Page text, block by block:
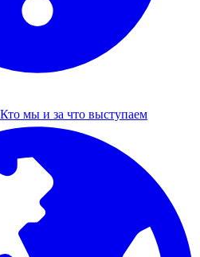
Кто мы и за что выступаем